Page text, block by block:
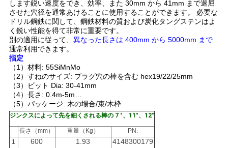
を
要
求
し
な
さ
い
します鋭い速度をでき、効率、また 30mm から 41mm まで退屈
させた穴径を通常あけることに使用することができます。 必要な
ドリル鋼鉄に関して、鋼鉄材料の質および炭化タングステンはよ
く鋭い性能を得て非常に重要です。
別の適用に従って、 異なった長さは 400mm から 5000mm まで
通常利用できます。
指定
（1）材料: 55SiMnMo
（2）すねのサイズ: プラグ穴の棒を含む hex19/22/25mm
（3）ビット Dia: 30-41mm
（4）長さ: 0.4m-5m…
（5）パッケージ: 木の場合/束/木枠
ジンクスによって先を細くされる棒の 7 °、11°、12°
長さ（mm） 重量（Kg）
PN.
1
600 1.93
4148300179